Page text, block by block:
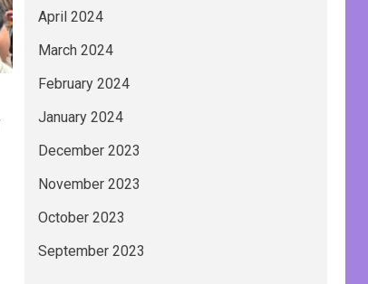
April 2024
March 2024
February 2024
January 2024
December 2023
November 2023
October 2023
September 2023